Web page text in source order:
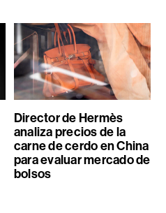
Director de Hermès
analiza precios de la
carne de cerdo en China
para evaluar mercado de
bolsos